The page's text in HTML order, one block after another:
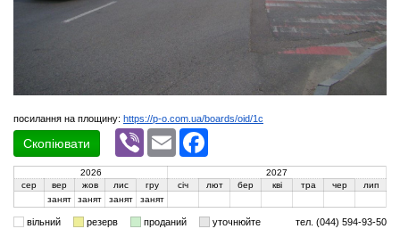
посилання на площину: https://p-o.com.ua/boards/oid/1c
Скопіювати
Viber Email
2026
2027
сер
вер жов лис гру січ лют бер кві тра чер
лип
занят
занят занят занят
вільний резерв проданий уточнюйте
тел. (044) 594-93-50